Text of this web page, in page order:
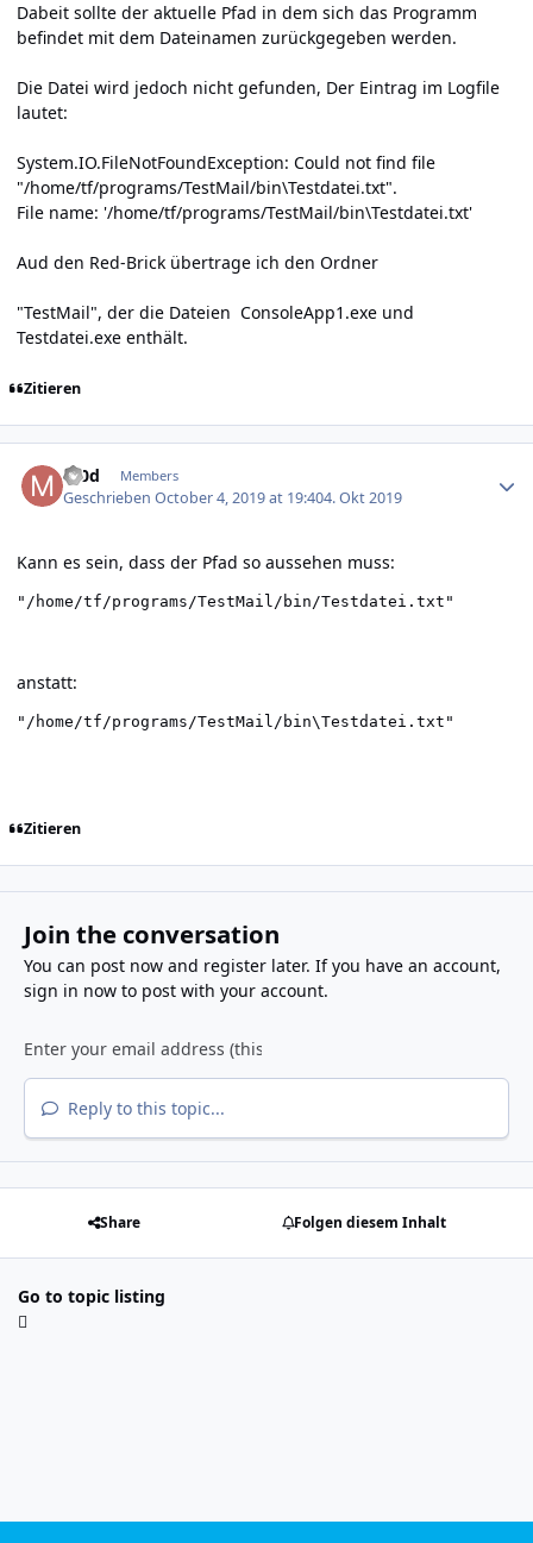
Dabeit sollte der aktuelle Pfad in dem sich das Programm
befindet mit dem Dateinamen zurückgegeben werden.
Die Datei wird jedoch nicht gefunden, Der Eintrag im Logfile
lautet:
System.IO.FileNotFoundException: Could not find file
"/home/tf/programs/TestMail/bin\Testdatei.txt".
File name: '/home/tf/programs/TestMail/bin\Testdatei.txt'
Aud den Red-Brick übertrage ich den Ordner
"TestMail", der die Dateien ConsoleApp1.exe und
Testdatei.exe enthält.
Zitieren
m0d Members
GeschriebenOctober 4, 2019 at 19:404. Okt 2019
Kann es sein, dass der Pfad so aussehen muss:
"/home/tf/programs/TestMail/bin/Testdatei.txt"
anstatt:
"/home/tf/programs/TestMail/bin\Testdatei.txt"
Zitieren
Join the conversation
You can post now and register later. If you have an account,
sign in nowto post with your account.
Reply to this topic...
Share Folgen diesem Inhalt
Go to topic listing